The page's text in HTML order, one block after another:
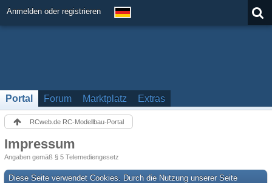
Anmelden oder registrieren
Portal Forum Marktplatz Extras
RCweb.de RC-Modellbau-Portal
Impressum
Angaben gemäß § 5 Telemediengesetz
Diese Seite verwendet Cookies. Durch die Nutzung unserer Seite